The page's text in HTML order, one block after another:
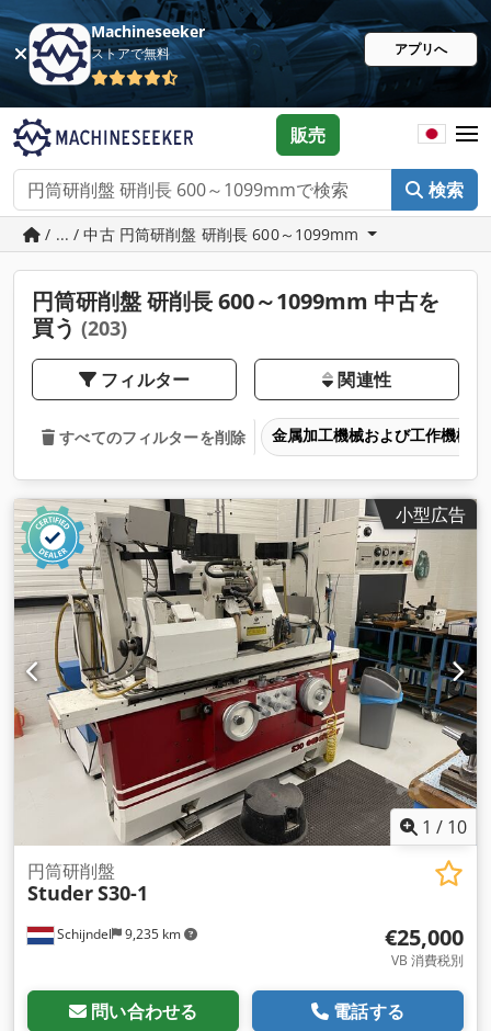
Machineseeker
ストアで無料 アプリへ
検索
販売
/ ... / 中古 円筒研削盤 研削長 600～1099mm
円筒研削盤 研削長 600～1099mm 中古を
買う (203)
フィルター 関連性
すべてのフィルターを削除 金属加工機械および工作機械
小型広告
1 / 10
Schijndel 9,235 km
円筒研削盤
StuderS30-1
€25,000
VB 消費税別
問い合わせる 電話する